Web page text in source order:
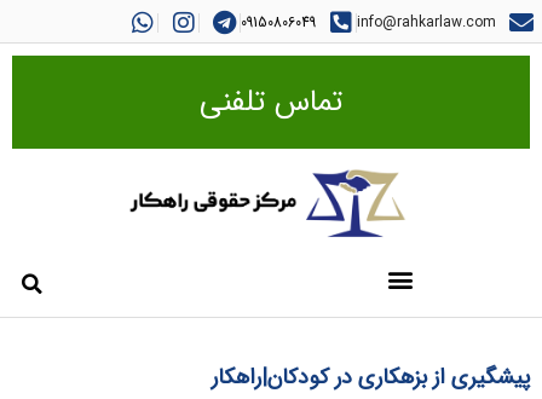
info@rahkarlaw.com
09150806049
تماس تلفنی
پیشگیری از بزهکاری در کودکان|راهکار